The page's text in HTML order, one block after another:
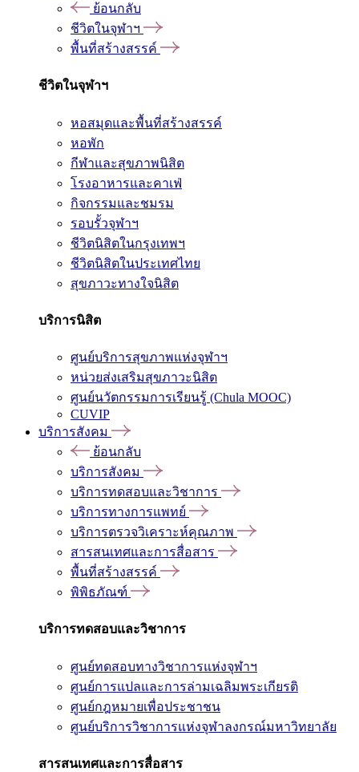
ย้อนกลับ
ชีวิตในจุฬาฯ
พื้นที่สร้างสรรค์
ชีวิตในจุฬาฯ
หอสมุดและพื้นที่สร้างสรรค์
หอพัก
กีฬาและสุขภาพนิสิต
โรงอาหารและคาเฟ่
กิจกรรมและชมรม
รอบรั้วจุฬาฯ
ชีวิตนิสิตในกรุงเทพฯ
ชีวิตนิสิตในประเทศไทย
สุขภาวะทางใจนิสิต
บริการนิสิต
ศูนย์บริการสุขภาพแห่งจุฬาฯ
หน่วยส่งเสริมสุขภาวะนิสิต
ศูนย์นวัตกรรมการเรียนรู้ (Chula MOOC)
CUVIP
บริการสังคม
ย้อนกลับ
บริการสังคม
บริการทดสอบและวิชาการ
บริการทางการแพทย์
บริการตรวจวิเคราะห์คุณภาพ
สารสนเทศและการสื่อสาร
พื้นที่สร้างสรรค์
พิพิธภัณฑ์
บริการทดสอบและวิชาการ
ศูนย์ทดสอบทางวิชาการแห่งจุฬาฯ
ศูนย์การแปลและการล่ามเฉลิมพระเกียรติ
ศูนย์กฎหมายเพื่อประชาชน
ศูนย์บริการวิชาการแห่งจุฬาลงกรณ์มหาวิทยาลัย
สารสนเทศและการสื่อสาร